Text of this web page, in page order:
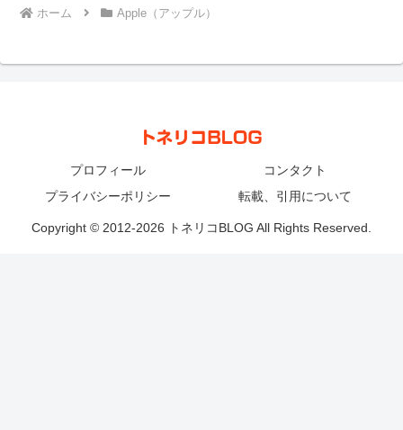
ホーム Apple（アップル）
プロフィール
コンタクト
プライバシーポリシー
転載、引用について
Copyright © 2012-2026 トネリコBLOG All Rights Reserved.